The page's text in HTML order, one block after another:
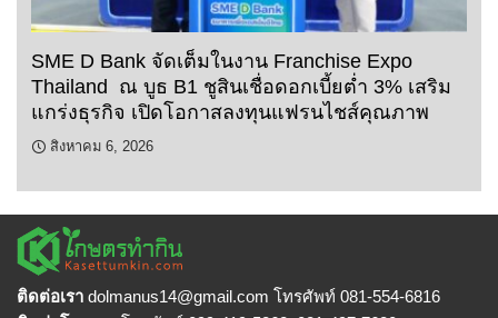
SME D Bank จัดเต็มในงาน Franchise Expo
Thailand ณ บูธ B1 ชูสินเชื่อดอกเบี้ยต่ำ 3% เสริม
แกร่งธุรกิจ เปิดโอกาสลงทุนแฟรนไชส์คุณภาพ
สิงหาคม 6, 2026
ติดต่อเรา dolmanus14@gmail.com โทรศัพท์ 081-554-6816